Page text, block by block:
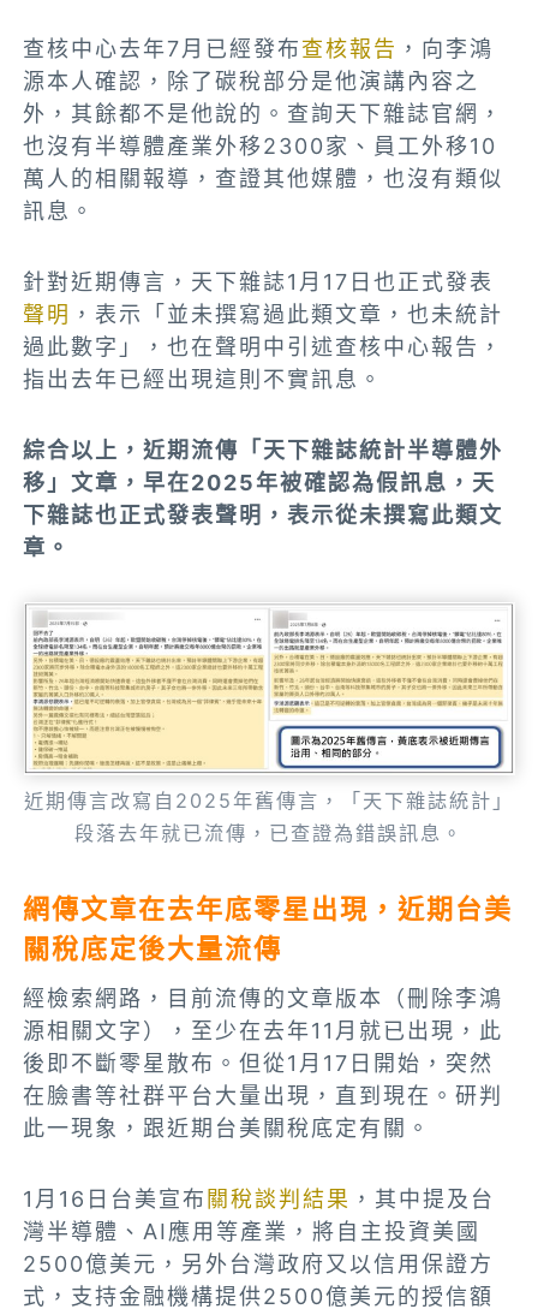
查核中心去年7月已經發布查核報告 ，向李鴻
源本人確認，除了碳稅部分是他演講內容之
外，其餘都不是他說的。查詢天下雜誌官網，
也沒有半導體產業外移2300家、員工外移10
萬人的相關報導，查證其他媒體，也沒有類似
訊息。
針對近期傳言，天下雜誌1月17日也正式發表
聲明 ，表示「並未撰寫過此類文章，也未統計
過此數字」，也在聲明中引述查核中心報告，
指出去年已經出現這則不實訊息。
綜合以上，近期流傳「天下雜誌統計半導體外
移」文章，早在2025年被確認為假訊息，天
下雜誌也正式發表聲明，表示從未撰寫此類文
章。
近期傳言改寫自2025年舊傳言，「天下雜誌統計」
段落去年就已流傳，已查證為錯誤訊息。
網傳文章在去年底零星出現，近期台美
關稅底定後大量流傳
經檢索網路，目前流傳的文章版本（刪除李鴻
源相關文字），至少在去年11月就已出現，此
後即不斷零星散布。但從1月17日開始，突然
在臉書等社群平台大量出現，直到現在。研判
此一現象，跟近期台美關稅底定有關。
1月16日台美宣布 關稅談判結果 ，其中提及台
灣半導體、AI應用等產業，將自主投資美國
2500億美元，另外台灣政府又以信用保證方
式，支持金融機構提供2500億美元的授信額